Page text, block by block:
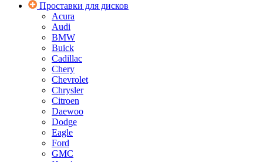
Проставки для дисков
Acura
Audi
BMW
Buick
Cadillac
Chery
Chevrolet
Chrysler
Citroen
Daewoo
Dodge
Eagle
Ford
GMC